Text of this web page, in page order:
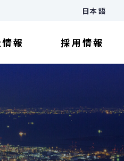
日本語
報 採用情報